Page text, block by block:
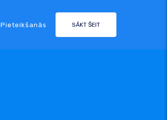
Pieteikšanās SĀKT ŠEIT